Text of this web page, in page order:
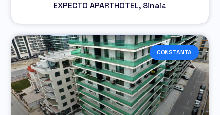
EXPECTO APARTHOTEL, Sinaia
CONSTANTA